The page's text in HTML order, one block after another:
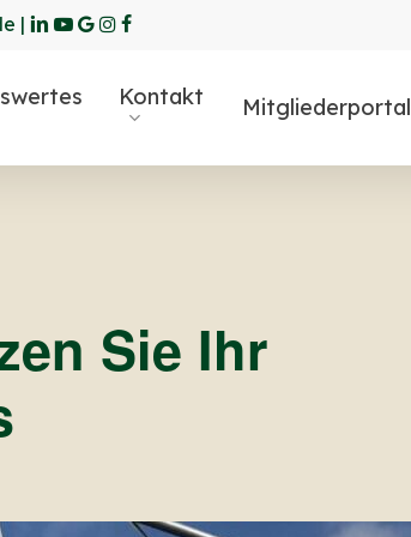
| linkedin
youtube
google-
instagram
Facebook
Kontakt Mitgliederportal
Sie Ihr